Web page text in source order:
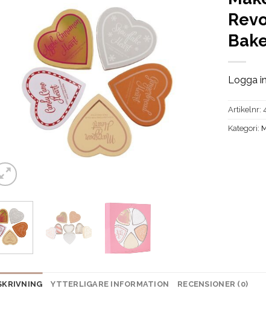
Logga
Artikelnr:
Kategori:
YTTERLIGARE INFORMATION RECENSIONER (0)